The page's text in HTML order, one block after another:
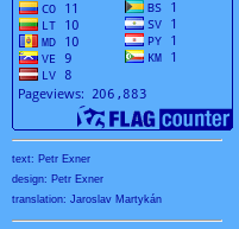
text: Petr Exner
design: Petr Exner
translation: Jaroslav Martykán